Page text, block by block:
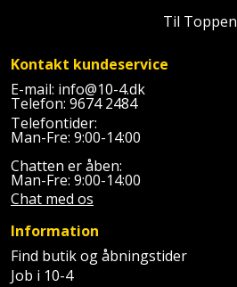
Tag
og
tagplader
Terrasseopklodsning
Tråd
til
Profilsaks
Reb
og
snor
Renseservietter
og
wipes
Kantlimer
Kantlimertilbehør
Kap-
og
geringssav
Kerneboremaskine
Højtaler
Hylder
Jagt
og
fritid
Jul
Kaffe
Til Toppen
Kontakt kundeservice
E-mail: info@10-4.dk
Telefon: 9674 2484
Telefontider:
Man-Fre: 9:00-14:00
Chatten er åben:
Man-Fre: 9:00-14:00
Chat med os
Information
Find butik og åbningstider
Job i 10-4